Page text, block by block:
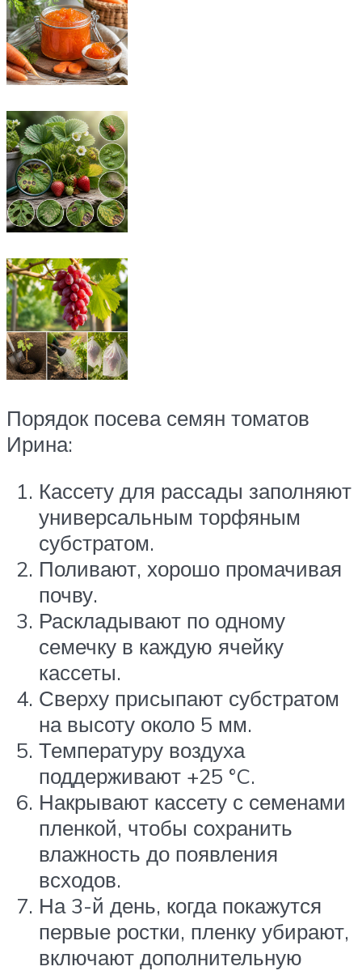
Порядок посева семян томатов
Ирина:
Кассету для рассады заполняют
универсальным торфяным
субстратом.
Поливают, хорошо промачивая
почву.
Раскладывают по одному
семечку в каждую ячейку
кассеты.
Сверху присыпают субстратом
на высоту около 5 мм.
Температуру воздуха
поддерживают +25 °C.
Накрывают кассету с семенами
пленкой, чтобы сохранить
влажность до появления
всходов.
На 3-й день, когда покажутся
первые ростки, пленку убирают,
включают дополнительную